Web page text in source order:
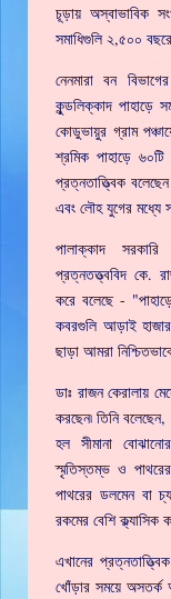
চূড়ায় অস্বাভাবিক
সমাধিগুলি ২,৫০০
নেনমারা বন
কুন্ডলিক্কাদ পাহাড়ে
কোডুভায়ুর গ্রাম
শ্রমিক পাহাড়ে
প্রত্নতাত্ত্বিক
এবং লৌহ যুগের মধ্যে
পালাক্কাদ
প্রত্নতত্ত্ববিদ কে.
করে বলেছে -
কবরগুলি আড়াই
ছাড়া আমরা
ডাঃ রাজন কেরালায়
করছেন৷ তিনি
হল সীমানা
স্মৃতিস্তম্ভ ও
পাথরের ডলমেন বা
রকমের বেশি ক্ল্যাসিক
এখানের
খোঁড়ার সময়ে অসতর্ক